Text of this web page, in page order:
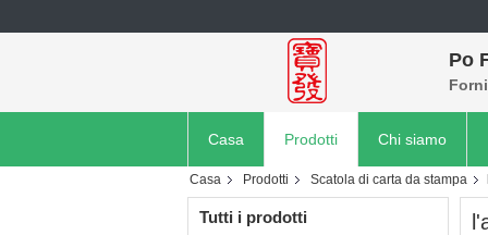
Po
Casa Prodotti Chi siamo
Casa Prodotti Scatola di carta da stampa
Tutti i prodotti